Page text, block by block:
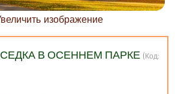
изображение
В ОСЕННЕМ ПАРКЕ (Код: